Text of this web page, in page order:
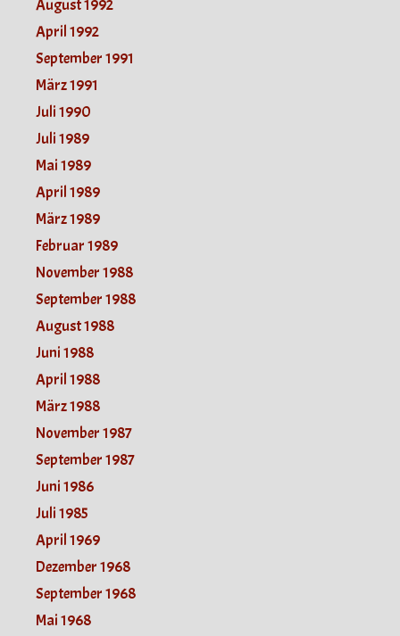
August 1992
April 1992
September 1991
März 1991
Juli 1990
Juli 1989
Mai 1989
April 1989
März 1989
Februar 1989
November 1988
September 1988
August 1988
Juni 1988
April 1988
März 1988
November 1987
September 1987
Juni 1986
Juli 1985
April 1969
Dezember 1968
September 1968
Mai 1968